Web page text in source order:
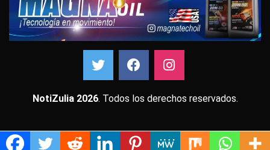
NotiZulia 2026. Todos los derechos reservados.